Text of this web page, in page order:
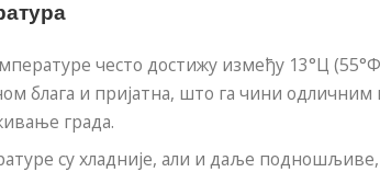
често достижу између 13°Ц
блага и пријатна, што га чини
града.
су хладније, али и даље